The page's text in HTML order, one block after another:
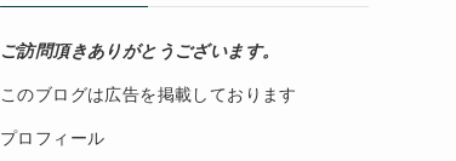
ご訪問頂きありがとうございます。
このブログは広告を掲載しております
プロフィール